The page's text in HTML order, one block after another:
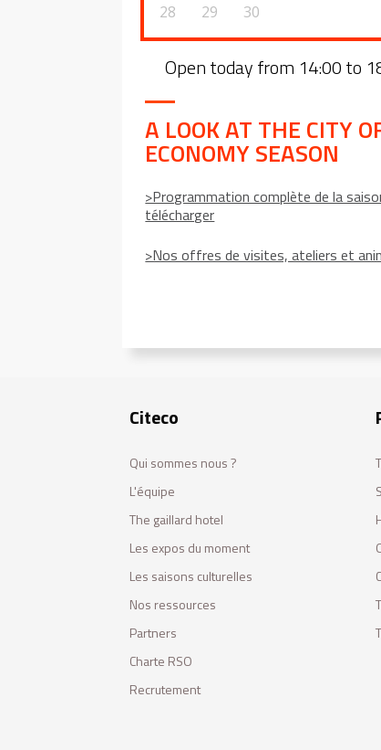
28
29 30
Open today from 14:00 to
A LOOK AT THE CITY
ECONOMY SEASON
>Programmation complète de la
télécharger
>Nos offres de visites, ateliers et
Citeco
Qui sommes nous ?
L'équipe
The gaillard hotel
Les expos du moment
Les saisons culturelles
Nos ressources
Partners
Charte RSO
Recrutement